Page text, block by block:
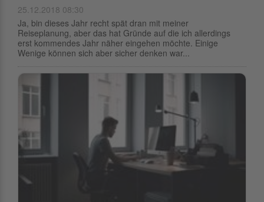
25.12.2018 08:30
Ja, bin dieses Jahr recht spät dran mit meiner
Reiseplanung, aber das hat Gründe auf die ich allerdings
erst kommendes Jahr näher eingehen möchte. Einige
Wenige können sich aber sicher denken war...